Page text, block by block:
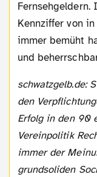
Fernsehgeldern.
Kennziffer von
immer bemüht
und
schwatzgelb.de: Sie sind immer großes Risiko bei
den
Erfolg in den 90
Vereinpolitik
immer der
grundsoliden